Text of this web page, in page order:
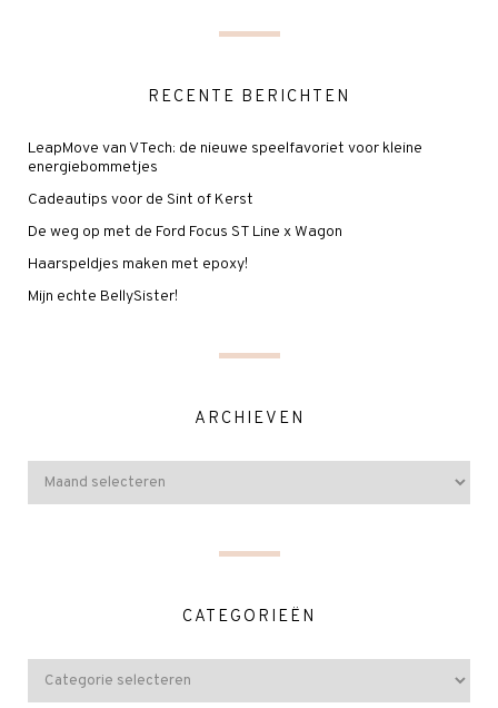
RECENTE BERICHTEN
LeapMove van VTech: de nieuwe speelfavoriet voor kleine
energiebommetjes
Cadeautips voor de Sint of Kerst
De weg op met de Ford Focus ST Line x Wagon
Haarspeldjes maken met epoxy!
Mijn echte BellySister!
ARCHIEVEN
CATEGORIEËN